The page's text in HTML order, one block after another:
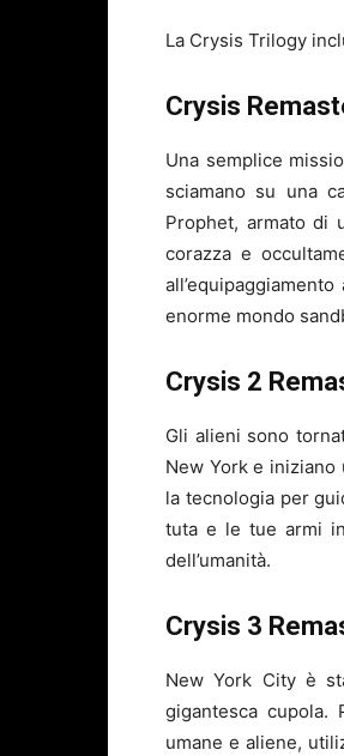
La Crysis Trilogy
Crysis
Una semplice
sciamano su una
Prophet, armato di
corazza e
enorme mondo
Crysis 2
Gli alieni sono
New York e iniziano
la tecnologia per
tuta e le tue armi
dell’umanità.
Crysis 3
New York City è
gigantesca
umane e aliene,